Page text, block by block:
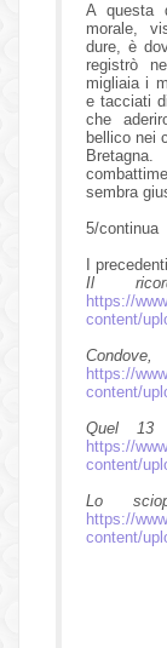
A questa
morale,
dure, è
registrò
migliaia i
e tacciati
che
bellico nei
sembra
5/continua
I
Il
https://
content/
https://
content/
Quel 13
https://
content/
Lo
https://
content/